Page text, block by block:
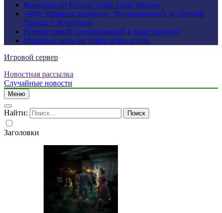
Вывозить из России уголь стало опасно
«60% Украины продано»: Что скрывалось за сделкой
Трампа с Зеленским
Назван самый подорожавший в мире продукт
Мировые цены на нефть резко упали
Игровой сервер
Новостная рассылка
Случайные новости
Меню
Найти:
Заголовки